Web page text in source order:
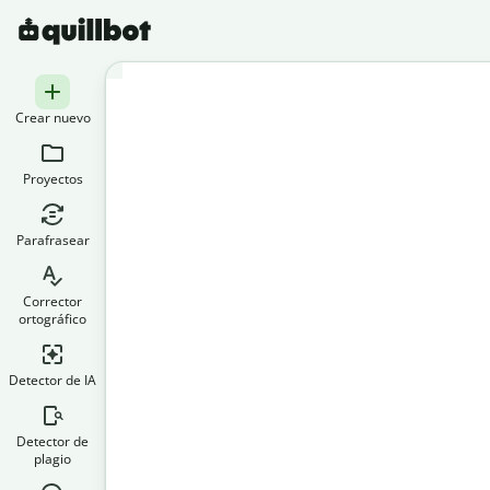
Crear nuevo
Proyectos
Parafrasear
Corrector
ortográfico
Detector de IA
Detector de
plagio